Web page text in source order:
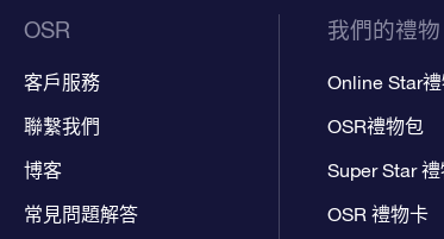
OSR
客戶服務
聯繫我們
博客
常見問題解答
我們的禮物
Online Star
OSR禮物包
Super Star
OSR 禮物卡